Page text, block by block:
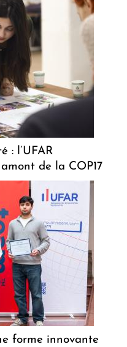
: l’UFAR
de la COP17
forme innovante